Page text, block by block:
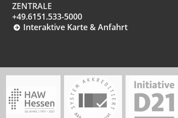
ZENTRALE
+49.6151.533-5000
Interaktive Karte & Anfahrt